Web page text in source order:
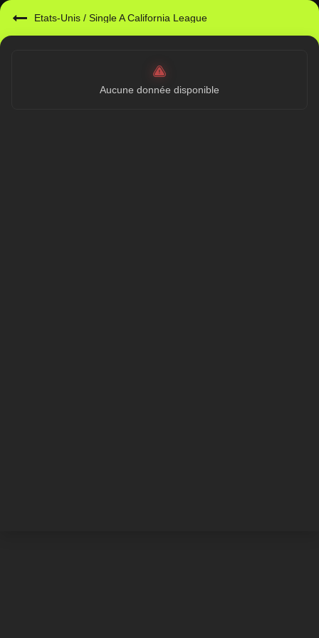
Etats-Unis / Single A California League
Aucune donnée disponible